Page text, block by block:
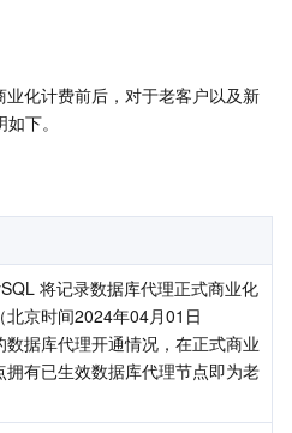
化计费前后，对于老客户以及新
下。
将记录数据库代理正式商业化
北京时间2024年04月01日
数据库代理开通情况，在正式商业
拥有已生效数据库代理节点即为老